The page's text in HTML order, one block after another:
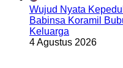
Wujud Nyata
Babinsa Koramil
Keluarga
4 Agustus 2026